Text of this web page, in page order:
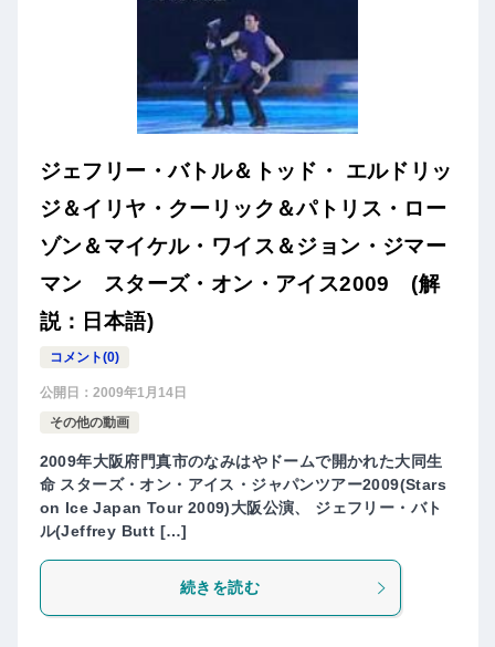
ジェフリー・バトル＆トッド・ エルドリッ
ジ＆イリヤ・クーリック＆パトリス・ロー
ゾン＆マイケル・ワイス＆ジョン・ジマー
マン スターズ・オン・アイス2009 (解
説：日本語)
コメント(0)
公開日： 2009年1月14日
その他の動画
2009年大阪府門真市のなみはやドームで開かれた大同生
命 スターズ・オン・アイス・ジャパンツアー2009(Stars
on Ice Japan Tour 2009)大阪公演、 ジェフリー・バト
ル(Jeffrey Butt […]
続きを読む